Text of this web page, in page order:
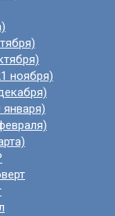
ноября)